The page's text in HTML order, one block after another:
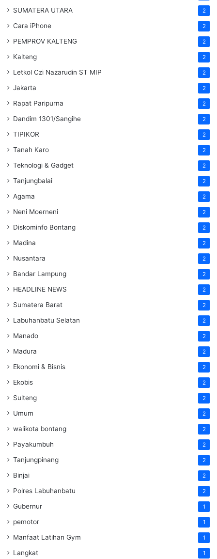
SUMATERA UTARA 2
Cara iPhone 2
PEMPROV KALTENG 2
Kalteng 2
Letkol Czi Nazarudin ST MIP 2
Jakarta 2
Rapat Paripurna 2
Dandim 1301/Sangihe 2
TIPIKOR 2
Tanah Karo 2
Teknologi & Gadget 2
Tanjungbalai 2
Agama 2
Neni Moerneni 2
Diskominfo Bontang 2
Madina 2
Nusantara 2
Bandar Lampung 2
HEADLINE NEWS 2
Sumatera Barat 2
Labuhanbatu Selatan 2
Manado 2
Madura 2
Ekonomi & Bisnis 2
Ekobis 2
Sulteng 2
Umum 2
walikota bontang 2
Payakumbuh 2
Tanjungpinang 2
Binjai 2
Polres Labuhanbatu 2
Gubernur 1
pemotor 1
Manfaat Latihan Gym 1
Langkat 1